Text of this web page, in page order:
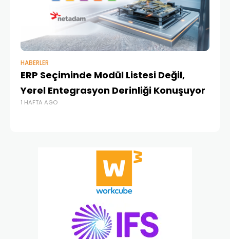
HABERLER
ERP Seçiminde Modül Listesi Değil,
Yerel Entegrasyon Derinliği Konuşuyor
1 HAFTA AGO